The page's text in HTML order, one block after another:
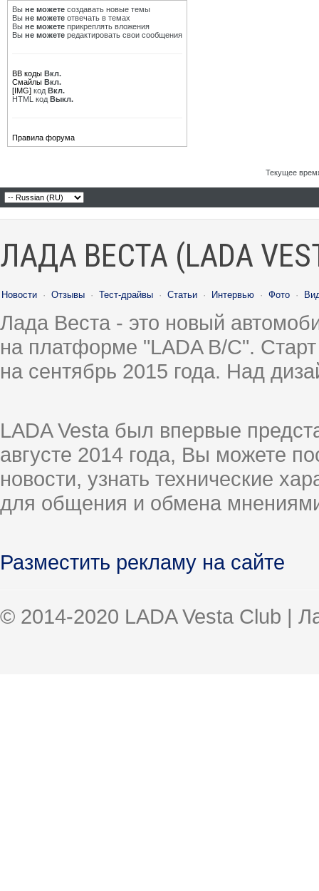
Вы не можете создавать новые темы
Вы не можете отвечать в темах
Вы не можете прикреплять вложения
Вы не можете редактировать свои сообщения
BB коды Вкл.
Смайлы Вкл.
[IMG] код Вкл.
HTML код Выкл.
Правила форума
Текущее
ЛАДА ВЕСТА (LADA
Новости · Отзывы · Тест-драйвы · Статьи · Интервью · Фото ·
Лада Веста - это новый
на платформе "LADA B/C".
на сентябрь 2015 года. Над
LADA Vesta был впервые
августе 2014 года, Вы можете
новости, узнать технические
для общения и обмена
Разместить рекламу на сайте
© 2014-2020 LADA Vesta Club |